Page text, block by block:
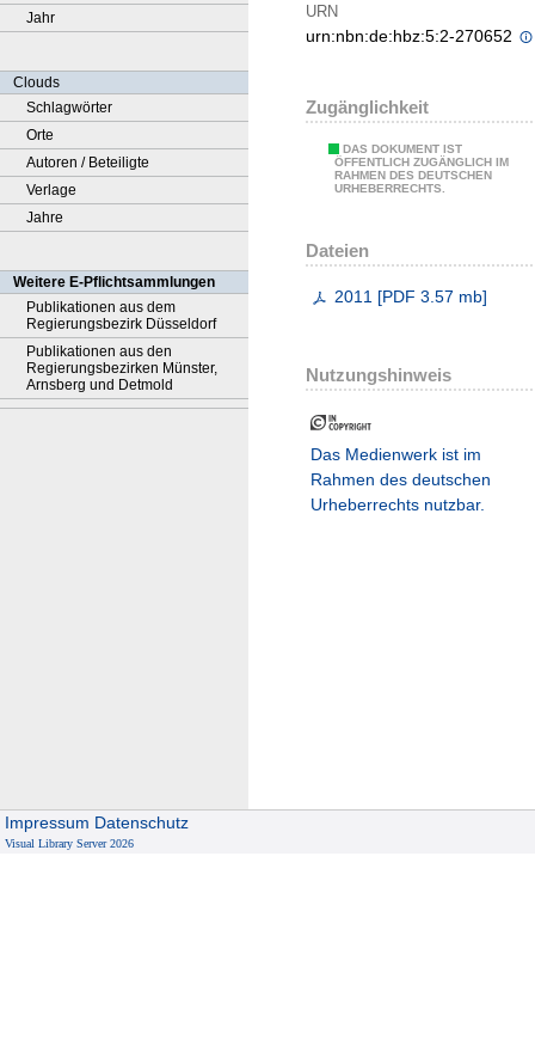
Jahr
Clouds
Schlagwörter
Orte
Autoren / Beteiligte
Verlage
Jahre
Weitere E-Pflichtsammlungen
Publikationen aus dem
Regierungsbezirk Düsseldorf
Publikationen aus den
Regierungsbezirken Münster,
Arnsberg und Detmold
URN
urn:nbn:de:hbz:5:2-270652
Zugänglichkeit
DAS DOKUMENT IST
ÖFFENTLICH ZUGÄNGLICH IM
RAHMEN DES DEUTSCHEN
URHEBERRECHTS.
Dateien
2011 [PDF 3.57 mb]
Nutzungshinweis
Das Medienwerk ist im
Rahmen des deutschen
Urheberrechts nutzbar.
Impressum Datenschutz
Visual Library Server 2026